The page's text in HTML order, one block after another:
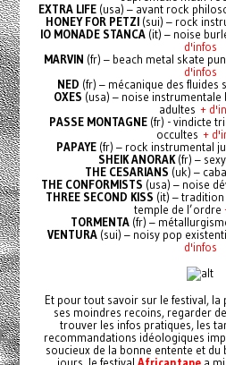
EXTRA LIFE (usa) – avant rock
HONEY FOR PETZI (sui) – rock
IO MONADE STANCA(it) – noise
d'infos
MARVIN (fr) – beach metal skate
d'infos
NED (fr) – mécanique des fluides
OXES (usa) – noise
adultes +
PASSE MONTAGNE(fr) - vindicte
occultes +
PAPAYE(fr) – rock instrumental
SHEIK ANORAK(fr) –
THE CESARIANS (uk) –
THE CONFORMISTS (usa) – noise
THREE SECOND KISS (it) –
temple de l’ordre
TORMENTA(fr) –
VENTURA(sui) – noisy pop
d'infos
Et pour tout savoir sur le festival,
ses moindres recoins, regarder
trouver les infos pratiques, les
recommandations idéologiques
soucieux de la bonne entente et
jours, le festival Africantapea